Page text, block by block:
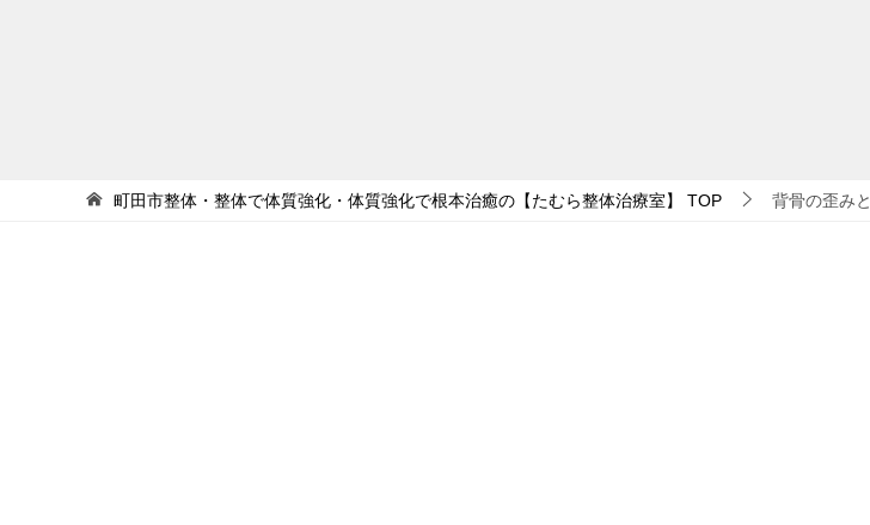
町田市整体・整体で体質強化・体質強化で根本治癒の【たむら整体治療室】 TOP 背骨の歪み